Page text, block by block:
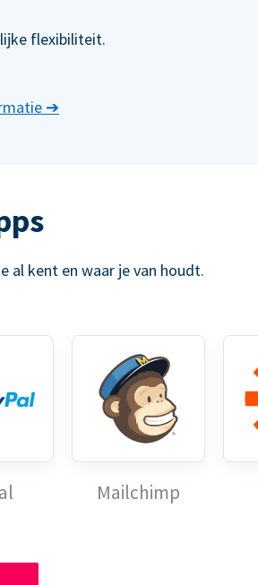
flexibiliteit.
➔
al kent en waar je van houdt.
Mailchimp